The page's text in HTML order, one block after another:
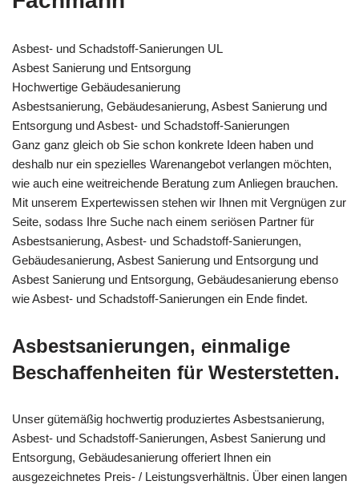
Asbest- und Schadstoff-Sanierungen UL
Asbest Sanierung und Entsorgung
Hochwertige Gebäudesanierung
Asbestsanierung, Gebäudesanierung, Asbest Sanierung und
Entsorgung und Asbest- und Schadstoff-Sanierungen
Ganz ganz gleich ob Sie schon konkrete Ideen haben und
deshalb nur ein spezielles Warenangebot verlangen möchten,
wie auch eine weitreichende Beratung zum Anliegen brauchen.
Mit unserem Expertewissen stehen wir Ihnen mit Vergnügen zur
Seite, sodass Ihre Suche nach einem seriösen Partner für
Asbestsanierung, Asbest- und Schadstoff-Sanierungen,
Gebäudesanierung, Asbest Sanierung und Entsorgung und
Asbest Sanierung und Entsorgung, Gebäudesanierung ebenso
wie Asbest- und Schadstoff-Sanierungen ein Ende findet.
Asbestsanierungen, einmalige
Beschaffenheiten für Westerstetten.
Unser gütemäßig hochwertig produziertes Asbestsanierung,
Asbest- und Schadstoff-Sanierungen, Asbest Sanierung und
Entsorgung, Gebäudesanierung offeriert Ihnen ein
ausgezeichnetes Preis- / Leistungsverhältnis. Über einen langen